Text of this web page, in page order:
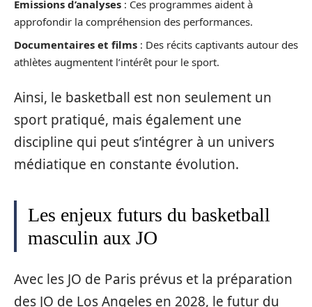
Émissions d’analyses : Ces programmes aident à
approfondir la compréhension des performances.
Documentaires et films : Des récits captivants autour des
athlètes augmentent l’intérêt pour le sport.
Ainsi, le basketball est non seulement un
sport pratiqué, mais également une
discipline qui peut s’intégrer à un univers
médiatique en constante évolution.
Les enjeux futurs du basketball
masculin aux JO
Avec les JO de Paris prévus et la préparation
des JO de Los Angeles en 2028, le futur du